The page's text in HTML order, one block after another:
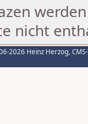
nicht
2026 Heinz Herzog,